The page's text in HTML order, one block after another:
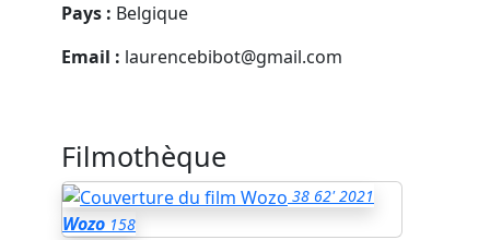
Pays : Belgique
Email : laurencebibot@gmail.com
Filmothèque
38 62' 2021
Wozo 158